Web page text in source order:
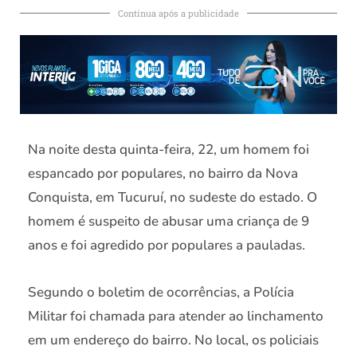
Continua após a publicidade
Na noite desta quinta-feira, 22, um homem foi
espancado por populares, no bairro da Nova
Conquista, em Tucuruí, no sudeste do estado. O
homem é suspeito de abusar uma criança de 9
anos e foi agredido por populares a pauladas.
Segundo o boletim de ocorrências, a Polícia
Militar foi chamada para atender ao linchamento
em um endereço do bairro. No local, os policiais